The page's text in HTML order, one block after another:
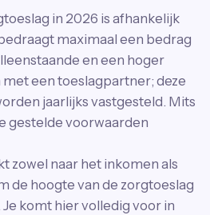
in 2026 is afhankelijk
maximaal een bedrag
en een hoger
een toeslagpartner; deze
jaarlijks vastgesteld. Mits
gestelde voorwaarden
zowel naar het inkomen als
de hoogte van de zorgtoeslag
komt hier volledig voor in